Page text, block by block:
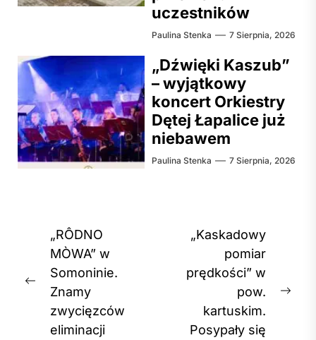
uczestników
Paulina Stenka 7 Sierpnia, 2026
„Dźwięki Kaszub”
– wyjątkowy
koncert Orkiestry
Dętej Łapalice już
niebawem
Paulina Stenka 7 Sierpnia, 2026
Nawigacja
wpisu
Previous
post:
„RÔDNO
MÒWA” w
Somoninie.
Znamy
zwycięzców
eliminacji
„Kaskadowy
pomiar
prędkości” w
pow.
kartuskim.
Posypały się